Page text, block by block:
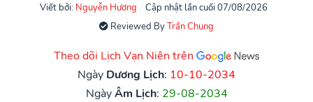
Viết bởi: Nguyễn Hương
Cập nhật lần cuối 07/08/2026
Reviewed ByTrần Chung
Theo dõi Lịch Vạn Niên trên
Ngày Dương Lịch: 10-10-2034
NgàyÂm Lịch: 29-08-2034